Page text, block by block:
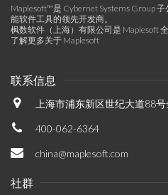
Maplesoft™是 Cybernet Systems Group
能软件工具的领先开发商。
枫数软件（上海）有限公司是 Maplesoft 全
了解更多关于 Maplesoft
联系信息
上海市浦东新区世纪大道88
400-062-6364
china@maplesoft.com
社群